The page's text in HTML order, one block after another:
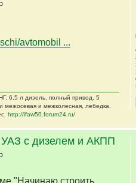
avtomobil ...
6,5 л дизель, полный привод, 5
межосевая и межколесная, лебедка,
http://ifaw50.forum24.ru/
с дизелем и АКПП